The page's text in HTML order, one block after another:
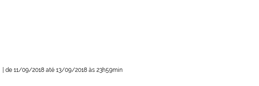
| de 11/09/2018 até 13/09/2018 às 23h59min